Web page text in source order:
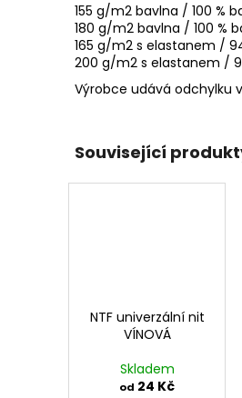
155 g/m2 bavlna / 100 %
180 g/m2 bavlna / 100 %
165 g/m2 s elastanem /
200 g/m2 s elastanem /
Výrobce udává odchylku
Související
NTF univerzální nit
VÍNOVÁ
Skladem
od 24 Kč